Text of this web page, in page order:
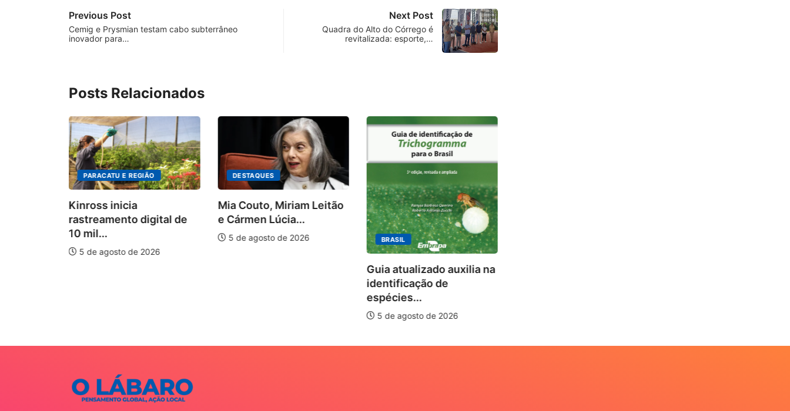
Previous Post
Cemig e Prysmian testam cabo subterrâneo
inovador para…
Next Post
Quadra do Alto do Córrego é
revitalizada: esporte,…
Posts Relacionados
PARACATU E REGIÃO
Kinross inicia
rastreamento digital de
10 mil...
5 de agosto de 2026
DESTAQUES
Mia Couto, Miriam Leitão
e Cármen Lúcia...
5 de agosto de 2026 BRASIL
Guia atualizado auxilia na
identificação de
espécies...
5 de agosto de 2026